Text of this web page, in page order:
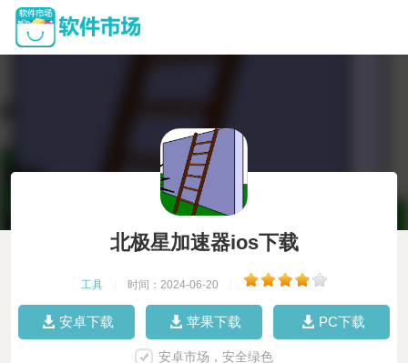
北极星加速器ios下载
工具 时间：2024-06-20
安卓下载 苹果下载 PC下载
安卓市场，安全绿色